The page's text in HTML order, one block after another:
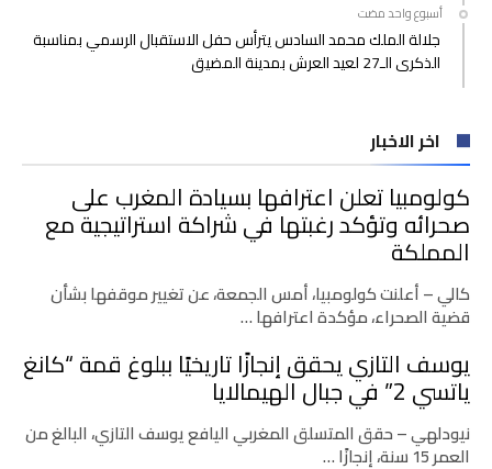
‫‫‫‏‫أسبوع واحد مضت‬
جلالة الملك محمد السادس يترأس حفل الاستقبال الرسمي بمناسبة
الذكرى الـ27 لعيد العرش بمدينة المضيق
اخر الاخبار
كولومبيا تعلن اعترافها بسيادة المغرب على
صحرائه وتؤكد رغبتها في شراكة استراتيجية مع
المملكة
كالي – أعلنت كولومبيا، أمس الجمعة، عن تغيير موقفها بشأن
قضية الصحراء، مؤكدة اعترافها …
يوسف التازي يحقق إنجازًا تاريخيًا ببلوغ قمة “كانغ
ياتسي 2” في جبال الهيمالايا
نيودلهي – حقق المتسلق المغربي اليافع يوسف التازي، البالغ من
العمر 15 سنة، إنجازًا …